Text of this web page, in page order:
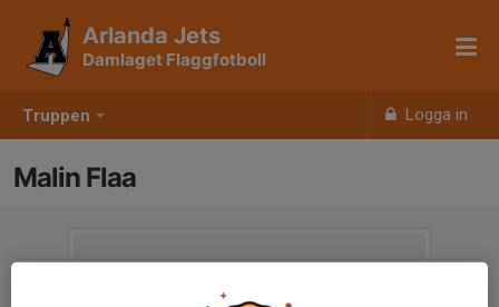
Truppen Logga in
Arlanda Jets
Damlaget Flaggfotboll
Malin Flaa